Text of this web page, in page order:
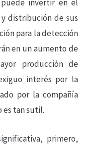
invertir en el
distribución de sus
para la detección
en un aumento de
producción de
interés por la
por la compañía
es tan sutil.
primero,